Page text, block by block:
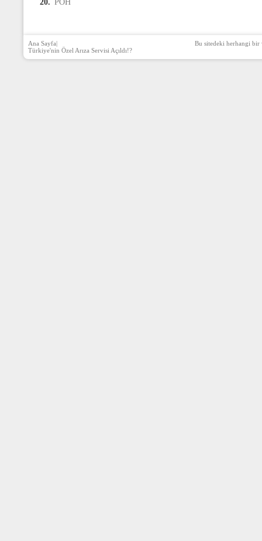
20. PÖH
Ana Sayfa|
Türkiye'nin Özel Arıza Servisi Açıldı!?
Bu sitedeki herhangi bir